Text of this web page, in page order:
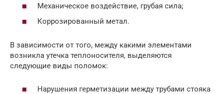
Механическое воздействие, грубая сила;
Коррозированный метал.
В зависимости от того, между какими элементами
возникла утечка теплоносителя, выделяются
следующие виды поломок:
Нарушения герметизации между трубами стояка